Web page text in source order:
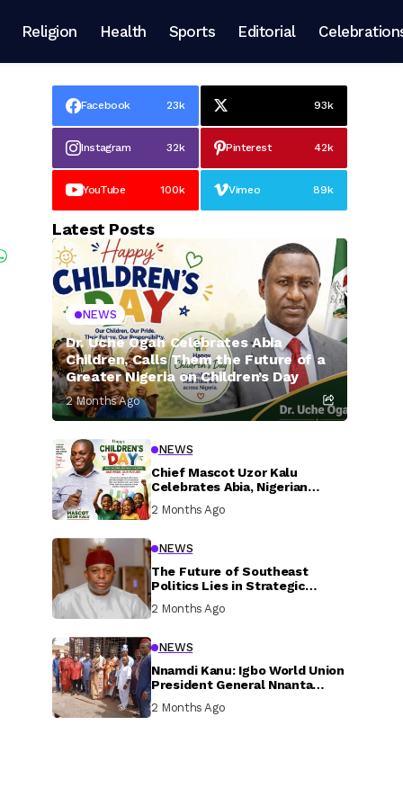
Religion Health Sports Editorial
Facebook 23k 93k
Instagram 32k Pinterest 42k
YouTube 100k Vimeo 89k
Latest Posts
NEWS
Dr. Uche Ogah Celebrates Abia
Children, Calls Them the Future of a
Greater Nigeria on Children’s Day
2 Months Ago
NEWS
Chief Mascot Uzor Kalu
Celebrates Abia, Nigerian
Investment In Their Welfare
2 Months Ago
NEWS
The Future of Southeast
Politics Lies in Strategic
Inclusive Participation
2 Months Ago
NEWS
Nnamdi Kanu: Igbo World Union
President General Nnanta
Prison, Delivers Message to
2 Months Ago